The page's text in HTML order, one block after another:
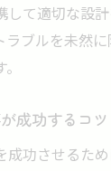
して適切な設
ラブルを未然
成功するコ
成功させるた